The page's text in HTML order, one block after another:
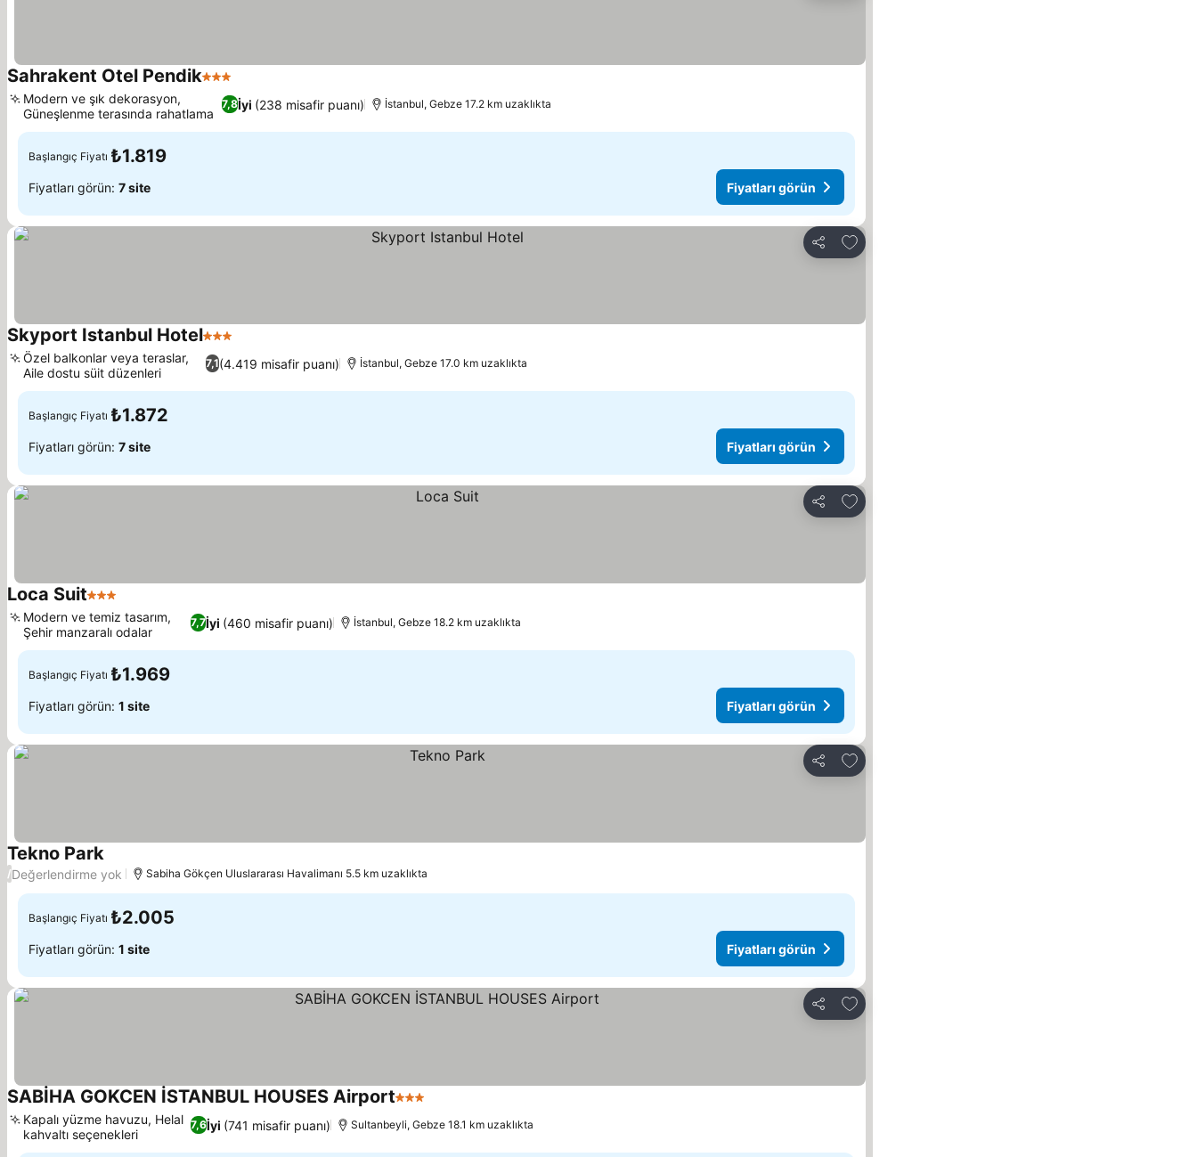
Sahrakent Otel Pendik3 Yıldız
7,8İyi (238 misafir puanı)
Modern ve şık dekorasyon,
Güneşlenme terasında rahatlama
İstanbul, Gebze 17.2 km uzaklıkta
Başlangıç Fiyatı ₺1.819
Fiyatları görün: 7 site Fiyatları görün
Paylaş
Favorilerime ekle
Skyport Istanbul Hotel3 Yıldız
7,1(4.419 misafir puanı)
Özel balkonlar veya teraslar,
Aile dostu süit düzenleri
İstanbul, Gebze 17.0 km uzaklıkta
Başlangıç Fiyatı ₺1.872
Fiyatları görün: 7 site Fiyatları görün
Paylaş
Favorilerime ekle
Loca Suit3 Yıldız
7,7İyi (460 misafir puanı)
Modern ve temiz tasarım,
Şehir manzaralı odalar
İstanbul, Gebze 18.2 km uzaklıkta
Başlangıç Fiyatı ₺1.969
Fiyatları görün: 1 site Fiyatları görün
Paylaş
Favorilerime ekle
Tekno Park
/Değerlendirme yok Sabiha Gökçen Uluslararası Havalimanı 5.5 km uzaklıkta
Başlangıç Fiyatı ₺2.005
Fiyatları görün: 1 site Fiyatları görün
Paylaş
Favorilerime ekle
SABİHA GOKCEN İSTANBUL HOUSES Airport3 Yıldız
7,6İyi (741 misafir puanı)
Kapalı yüzme havuzu, Helal
kahvaltı seçenekleri
Sultanbeyli, Gebze 18.1 km uzaklıkta